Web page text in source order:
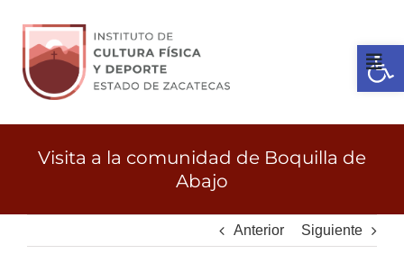
contenido
Visita a la comunidad de Boquilla de
Abajo
Anterior Siguiente